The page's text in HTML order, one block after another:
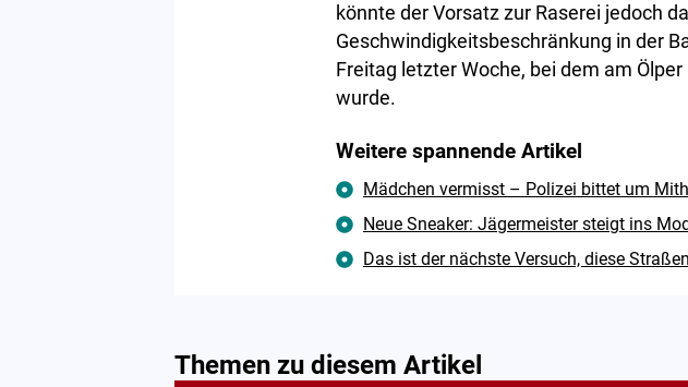
könnte der Vorsatz zur Raserei jedoch
Geschwindigkeitsbeschränkung in der
Freitag letzter Woche, bei dem am
wurde.
Weitere spannende Artikel
Mädchen vermisst – Polizei bittet um
Neue Sneaker: Jägermeister steigt ins
Das ist der nächste Versuch, diese
Themen zu diesem Artikel